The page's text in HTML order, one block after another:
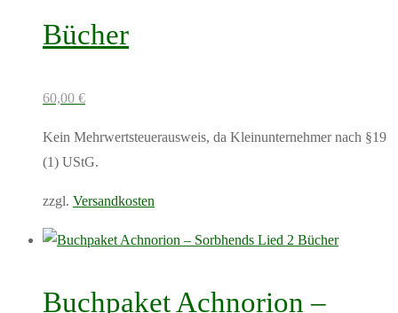
Bücher
60,00 €
Kein Mehrwertsteuerausweis, da Kleinunternehmer nach §19
(1) UStG.
zzgl. Versandkosten
Dieses
Buchpaket Achnorion –